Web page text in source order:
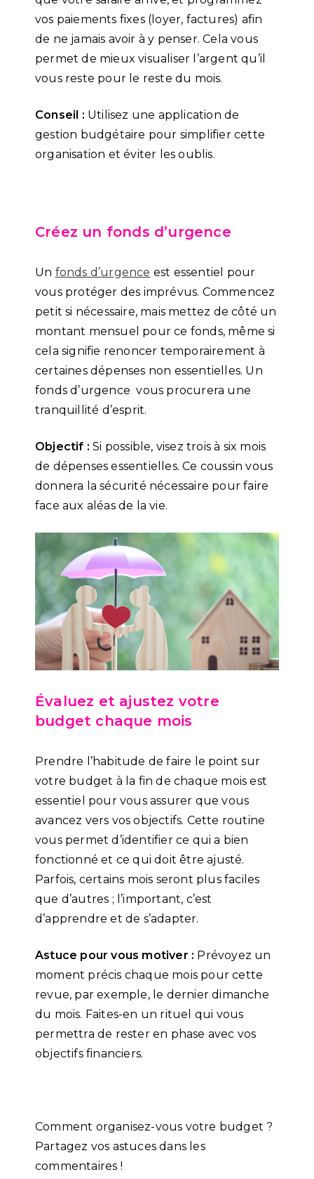
vos paiements fixes (loyer, factures) afin
de ne jamais avoir à y penser. Cela vous
permet de mieux visualiser l’argent qu’il
vous reste pour le reste du mois.
Conseil : Utilisez une application de
gestion budgétaire pour simplifier cette
organisation et éviter les oublis.
Créez un fonds d’urgence
Un fonds d’urgence est essentiel pour
vous protéger des imprévus. Commencez
petit si nécessaire, mais mettez de côté un
montant mensuel pour ce fonds, même si
cela signifie renoncer temporairement à
certaines dépenses non essentielles. Un
fonds d’urgence vous procurera une
tranquillité d’esprit.
Objectif : Si possible, visez trois à six mois
de dépenses essentielles. Ce coussin vous
donnera la sécurité nécessaire pour faire
face aux aléas de la vie.
Évaluez et ajustez votre
budget chaque mois
Prendre l’habitude de faire le point sur
votre budget à la fin de chaque mois est
essentiel pour vous assurer que vous
avancez vers vos objectifs. Cette routine
vous permet d’identifier ce qui a bien
fonctionné et ce qui doit être ajusté.
Parfois, certains mois seront plus faciles
que d’autres ; l’important, c’est
d’apprendre et de s’adapter.
Astuce pour vous motiver : Prévoyez un
moment précis chaque mois pour cette
revue, par exemple, le dernier dimanche
du mois. Faites-en un rituel qui vous
permettra de rester en phase avec vos
objectifs financiers.
Comment organisez-vous votre budget ?
Partagez vos astuces dans les
commentaires !